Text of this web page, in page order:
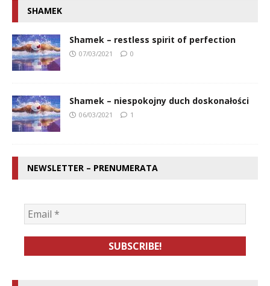
SHAMEK
Shamek – restless spirit of perfection
07/03/2021 0
Shamek – niespokojny duch doskonałości
06/03/2021 1
NEWSLETTER – PRENUMERATA